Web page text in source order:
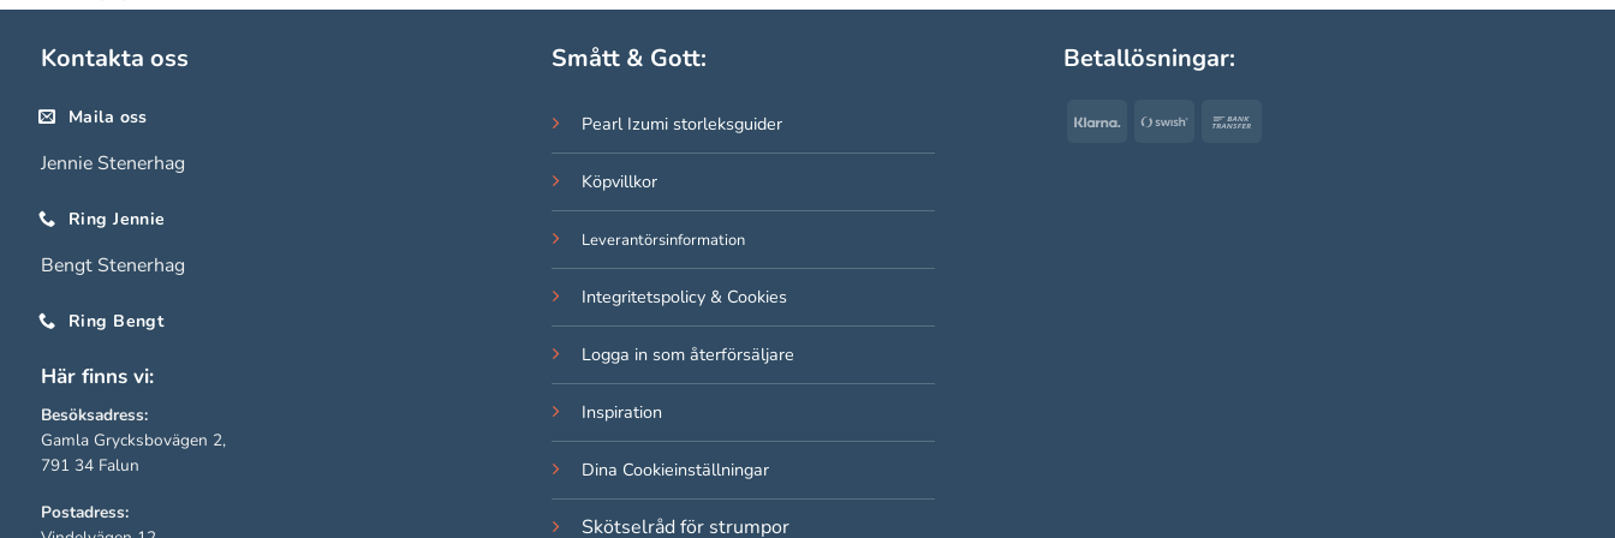
Kontakta oss
Maila oss
Jennie Stenerhag
Ring Jennie
Bengt Stenerhag
Ring Bengt
Här finns vi:
Besöksadress:
Gamla Grycksbovägen 2,
791 34 Falun
Postadress:
Smått & Gott:
Pearl Izumi storleksguider
Köpvillkor
Leverantörsinformation
Integritetspolicy & Cookies
Logga in som återförsäljare
Inspiration
Dina Cookieinställningar
Skötselråd för strumpor
Betallösningar:
Klarna Swish
hemsidan
Upplevelse
För att vår
prestera så
möjligt under
Om du nekar
kakorna
kommer viss
funktionalitet
att försvinna
hemsidan.